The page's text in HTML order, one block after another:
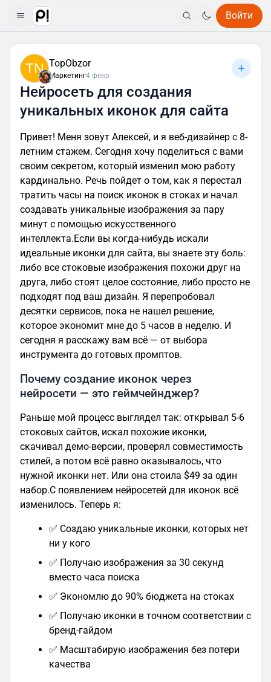
Войти
TN TopObzor
Маркетинг4 февр
Нейросеть для создания
уникальных иконок для сайта
Привет! Меня зовут Алексей, и я веб-дизайнер с 8-
летним стажем. Сегодня хочу поделиться с вами
своим секретом, который изменил мою работу
кардинально. Речь пойдет о том, как я перестал
тратить часы на поиск иконок в стоках и начал
создавать уникальные изображения за пару
минут с помощью искусственного
интеллекта.Если вы когда-нибудь искали
идеальные иконки для сайта, вы знаете эту боль:
либо все стоковые изображения похожи друг на
друга, либо стоят целое состояние, либо просто не
подходят под ваш дизайн. Я перепробовал
десятки сервисов, пока не нашел решение,
которое экономит мне до 5 часов в неделю. И
сегодня я расскажу вам всё — от выбора
инструмента до готовых промптов.
Почему создание иконок через
нейросети — это геймчейнджер?
Раньше мой процесс выглядел так: открывал 5-6
стоковых сайтов, искал похожие иконки,
скачивал демо-версии, проверял совместимость
стилей, а потом всё равно оказывалось, что
нужной иконки нет. Или она стоила $49 за один
набор.С появлением нейросетей для иконок всё
изменилось. Теперь я:
✅ Создаю уникальные иконки, которых нет
ни у кого
✅ Получаю изображения за 30 секунд
вместо часа поиска
✅ Экономлю до 90% бюджета на стоках
✅ Получаю иконки в точном соответствии с
бренд-гайдом
✅ Масштабирую изображения без потери
качества